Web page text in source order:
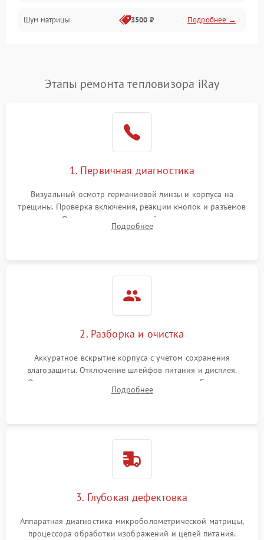
Проблемы питания
Сбои коммуникаций и интерфейсов
Экран (дисплей)
Шум матрицы 3500 ₽ Подробнее →
Этапы ремонта тепловизора iRay
1. Первичная диагностика
Визуальный осмотр германиевой линзы и корпуса на
трещины. Проверка включения, реакции кнопок и разъемов
зарядки. Оценка вывода тепловой сигнатуры на экран,
проверка базовых функций и считывание системных
Подробнее
2. Разборка и очистка
Аккуратное вскрытие корпуса с учетом сохранения
влагозащиты. Отключение шлейфов питания и дисплея.
Очистка внутренних плат от окислов и пыли. Бережная
обработка германиевого объектива специализированными
Подробнее
3. Глубокая дефектовка
Аппаратная диагностика микроболометрической матрицы,
процессора обработки изображений и цепей питания.